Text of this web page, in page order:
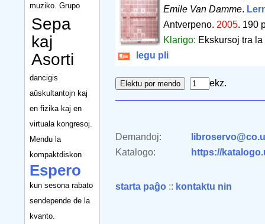
muziko. Grupo
Sepa
kaj
Asorti
dancigis
aŭskultantojn kaj
en fizika kaj en
virtuala kongresoj.
Mendu la
kompaktdiskon
Espero
kun sesona rabato
sendepende de la
kvanto.
Emile Van Damme.
Antverpeno. 2005. 190
Klarigo: Ekskursoj tra
legu pli
ekz.
Demandoj:
Katalogo:
https://
starta paĝo :: kontaktu nin